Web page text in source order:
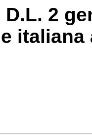
D.L. 2